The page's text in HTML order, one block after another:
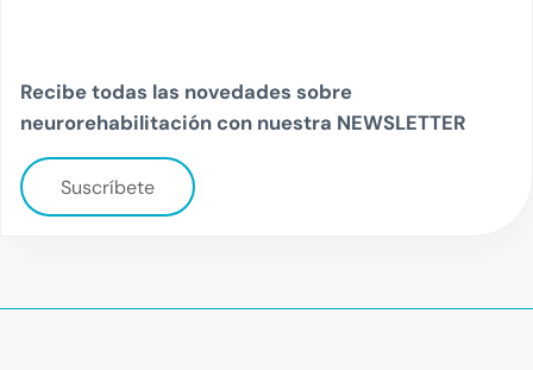
Recibe todas las novedades sobre
neurorehabilitación con nuestra NEWSLETTER
Suscríbete